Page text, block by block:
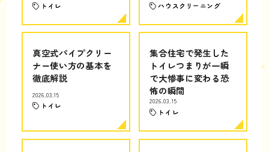
トイレ ハウスクリーニング
真空式パイプクリー
ナー使い方の基本を
徹底解説
2026.03.15
トイレ
集合住宅で発生した
トイレつまりが一瞬
で大惨事に変わる恐
怖の瞬間
2026.03.15
トイレ